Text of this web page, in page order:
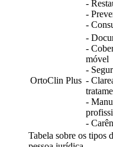
-
-
-
OrtoClin Plus
-
-
móvel
-
-
-
-
Tabela sobre os tipos